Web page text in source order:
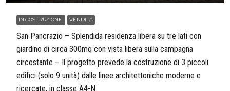
IN COSTRUZIONE VENDITA
San Pancrazio – Splendida residenza libera su tre lati con
giardino di circa 300mq con vista libera sulla campagna
circostante – Il progetto prevede la costruzione di 3 piccoli
edifici (solo 9 unità) dalle linee architettoniche moderne e
ricercate, in classe A4-N